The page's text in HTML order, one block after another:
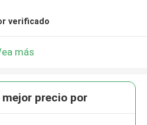
verificado
más
precio por